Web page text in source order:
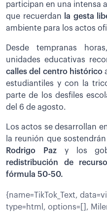
participan en una intensa
que recuerdan
la gesta
ambiente para los actos
Desde tempranas
unidades educativas
calles del centro histórico
estudiantiles y con la
parte de los desfiles
del 6 de agosto.
Los actos se desarrollan
la reunión que
Rodrigo Pazy los
redistribución de
fórmula 50-50.
{name=TikTok_Text,
type=html, options=[],